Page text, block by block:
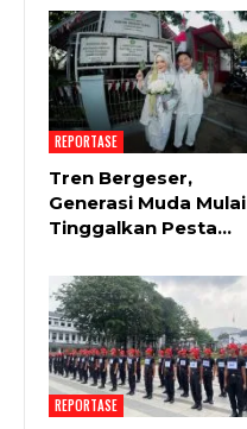
REPORTASE
Tren Bergeser,
Generasi Muda Mulai
Tinggalkan Pesta…
REPORTASE